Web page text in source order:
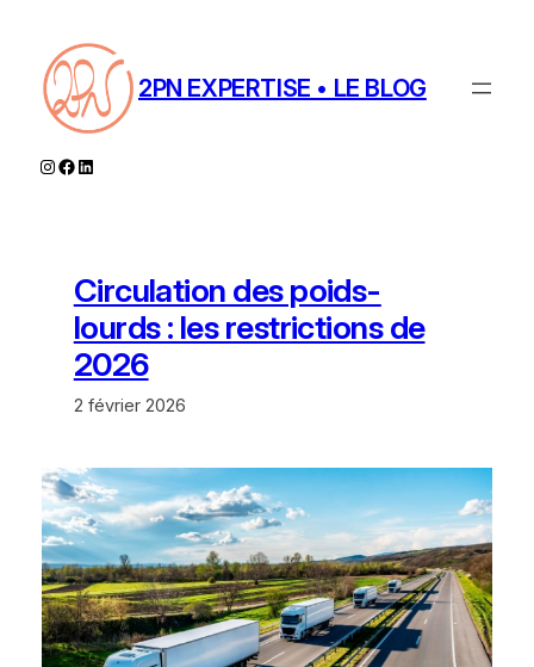
contenu
2PN EXPERTISE • LE BLOG
Instagram
Facebook
LinkedIn
Circulation des poids-
lourds : les restrictions de
2026
2 février 2026